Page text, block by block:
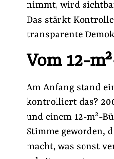
nimmt, wird
Das stärkt
transparente
Vom 12-
Am Anfang stand
kontrolliert das?
und einem 12-m²-
Stimme geworden,
macht, was sonst